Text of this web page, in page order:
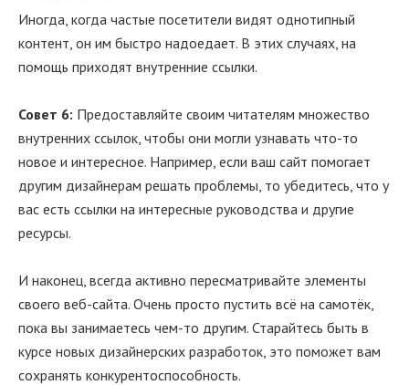
Иногда, когда частые посетители видят однотипный
контент, он им быстро надоедает. В этих случаях, на
помощь приходят внутренние ссылки.
Совет 6: Предоставляйте своим читателям множество
внутренних ссылок, чтобы они могли узнавать что-то
новое и интересное. Например, если ваш сайт помогает
другим дизайнерам решать проблемы, то убедитесь, что у
вас есть ссылки на интересные руководства и другие
ресурсы.
И наконец, всегда активно пересматривайте элементы
своего веб-сайта. Очень просто пустить всё на самотёк,
пока вы занимаетесь чем-то другим. Старайтесь быть в
курсе новых дизайнерских разработок, это поможет вам
сохранять конкурентоспособность.